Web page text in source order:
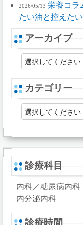
2026/05/13 栄養コラ
たい油と控えた
アーカイブ
選択してください
カテゴリー
選択してください
診療科目
内科／糖尿病内科
内分泌内科
診療時間